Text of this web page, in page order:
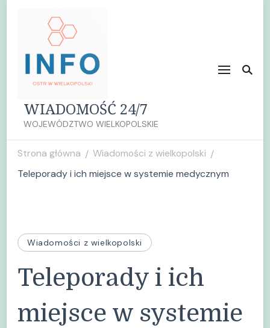
WIADOMOŚĆ 24/7
WOJEWÓDZTWO WIELKOPOLSKIE
Strona główna / Wiadomości z wielkopolski /
Teleporady i ich miejsce w systemie medycznym
Wiadomości z wielkopolski
Teleporady i ich
miejsce w systemie